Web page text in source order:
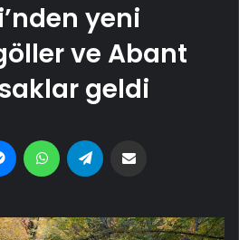
yeni
ve Abant
geldi
MessengerWhatsApp